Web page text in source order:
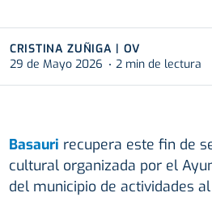
CRISTINA ZUÑIGA | OV
29 de Mayo 2026
2 min de lectura
Basauri recupera este fin de
cultural organizada por el
del municipio de actividades